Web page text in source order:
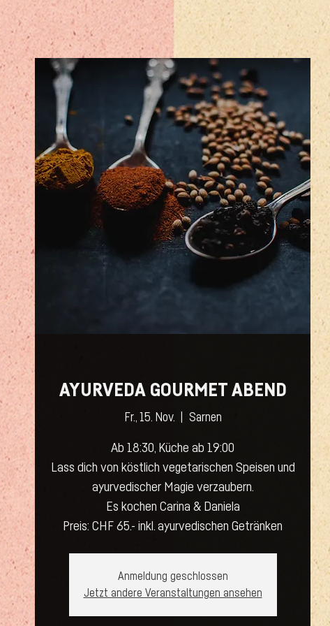
AYURVEDA GOURMET ABEND
Fr., 15. Nov.
  |
Sarnen
Ab 18:30, Küche ab 19:00
Lass dich von köstlich vegetarischen Speisen und
ayurvedischer Magie verzaubern.
Es kochen Carina & Daniela
Preis: CHF 65.- inkl. ayurvedischen Getränken
Anmeldung geschlossen
Jetzt andere Veranstaltungen ansehen